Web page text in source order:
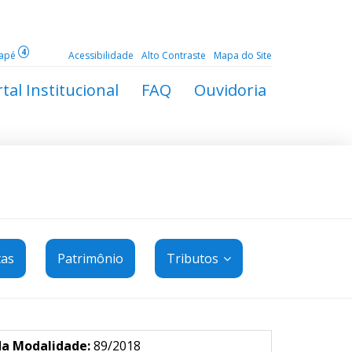
4 Acessibilidade Alto Contraste Mapa do Site
Institucional FAQ Ouvidoria
Patrimônio Tributos
Modalidade:89/2018